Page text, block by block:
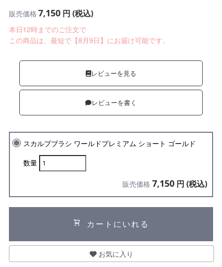
販売価格 7,150円 (税込)
本日12時までのご注文で
この商品は、最短で【8月9日】にお届け可能です。
レビューを見る
レビューを書く
スカルプブラシ ワールドプレミアム ショート ゴールド
数量
販売価格 7,150 円 (税込)
shopping_cart カートにいれる
お気に入り